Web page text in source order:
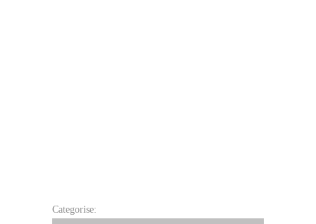
Categorise: